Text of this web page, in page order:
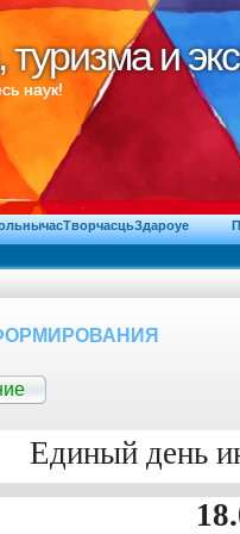
туризма и
туризма и
наук!
Единый день